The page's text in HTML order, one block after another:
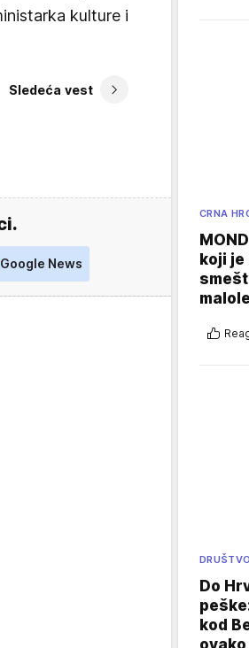
kulture i
Sledeća vest
Google News
CRNA
koji
DRUŠTVO
Do
kod